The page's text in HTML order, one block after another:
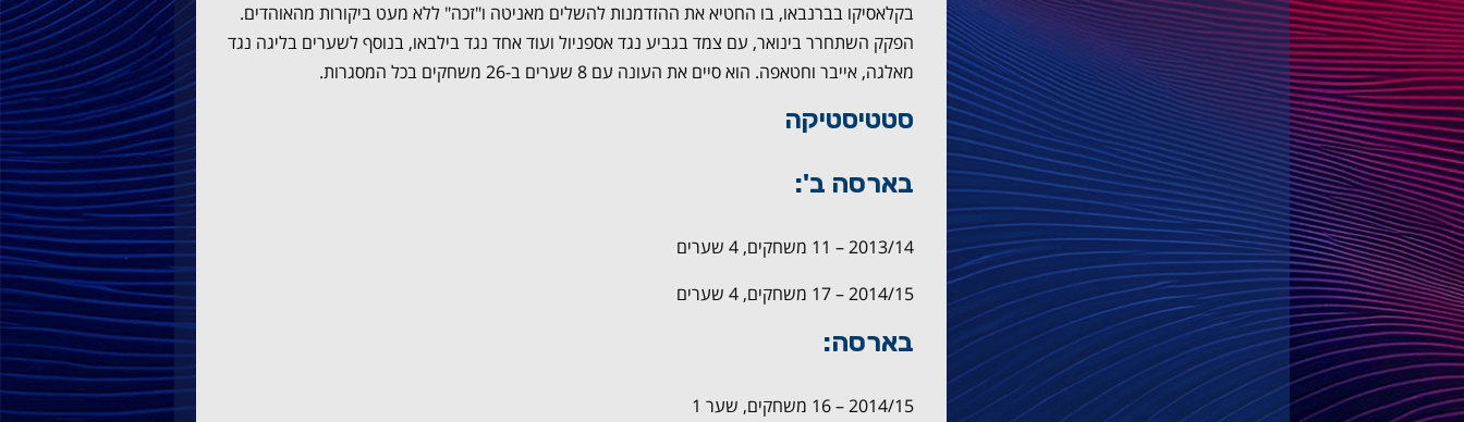
בקלאסיקו בברנבאו, בו החטיא את ההזדמנות להשלים מאניטה ו"זכה" ללא מעט ביקורות מהאוהדים.
הפקק השתחרר בינואר, עם צמד בגביע נגד אספניול ועוד אחד נגד בילבאו, בנוסף לשערים בליגה נגד
מאלגה, אייבר וחטאפה. הוא סיים את העונה עם 8 שערים ב-26 משחקים בכל המסגרות.
סטטיסטיקה
בארסה ב':
2013/14 – 11 משחקים, 4 שערים
2014/15 – 17 משחקים, 4 שערים
בארסה:
2014/15 – 16 משחקים, שער 1